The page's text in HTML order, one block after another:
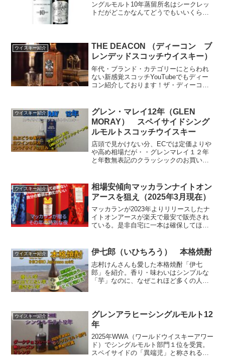
ングルモルト10年蒸留所名はシークレッ
トだがどこかなんてどうでもいいくらい
ウイスキー紹介
THE DEACON （ディーコン ブ
レンデッドスコッチウイスキー）
年代・ブランド・カテゴリーにとらわれ
ない新感覚スコッチYouTubeでもディー
コン紹介しております！ザ・ディーコン
数40℃定価４１８０円（税込/販売...
ウイスキー紹介
グレン・マレイ12年（GLEN
MORAY） スペイサイドシング
ルモルトスコッチウイスキー
店頭で見かけない分、ECでは定価よりや
や高め相場だが・・グレンマレイ１２年
と年数無表記のクラッシックのお買い得
【カタログ掲載品】【他商品同時購入不
可】【代金引換決...
ウイスキー紹介
相場安傾向マッカランナイトオン
アースを狙え（2025年3月現在）
マッカランが2023年よりリリースしたナ
イトオンアースが楽天で最安で販売され
ている。是非自宅に一本は確保してほし
ウイスキー紹介 伊七郎（いひちろう） 本格焼酎
志村けんさんも愛した本格焼酎「伊七
郎」を紹介。香り・味わいはシンプルな
「芋」なのに、なぜこれほど多くの人を
てるつもりです。
ウイスキー紹介
グレンアラヒーシングルモルト12
年
2025年WWA（ワールドウイスキーアワー
ド）でシングルモルト部門１位を受賞。
スペイサイドの「異端児」と称される蒸